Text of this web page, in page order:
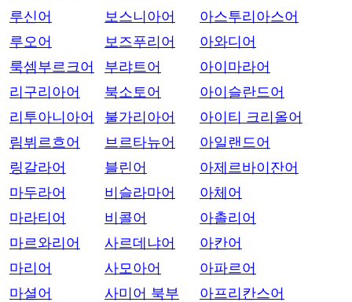
루신어
루오어
룩셈부르크어
리구리아어
리투아니아어
림뷔르흐어
링갈라어
마두라어
마라티어
마르와리어
마리어
마셜어
보스니아어
보즈푸리어
부랴트어
북소토어
불가리아어
브르타뉴어
블린어
비슬라마어
비콜어
사르데냐어
사모아어
사미어 북부
아스투리아스어
아와디어
아이마라어
아이슬란드어
아이티 크리올어
아일랜드어
아제르바이잔어
아체어
아촐리어
아칸어
아파르어
아프리칸스어